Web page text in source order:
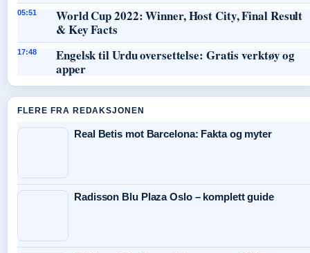
05:51
World Cup 2022: Winner, Host City, Final Result
& Key Facts
17:48
Engelsk til Urdu oversettelse: Gratis verktøy og
apper
FLERE FRA REDAKSJONEN
Real Betis mot Barcelona: Fakta og myter
Radisson Blu Plaza Oslo – komplett guide